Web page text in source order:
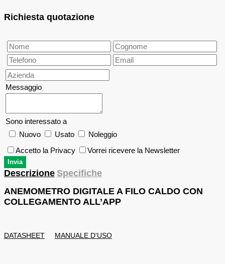
Richiesta quotazione
Messaggio
Sono interessato a
Nuovo
Usato
Noleggio
Accetto la Privacy
Vorrei ricevere la Newsletter
Descrizione Specifiche
ANEMOMETRO DIGITALE A FILO CALDO CON
COLLEGAMENTO ALL’APP
DATASHEET MANUALE D'USO